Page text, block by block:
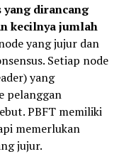
dirancang
kecilnya jumlah
yang jujur dan
Setiap node
yang
pelanggan
PBFT memiliki
memerlukan
jujur.